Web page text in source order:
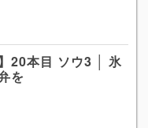
20本目 ソウ3 │ 氷
を